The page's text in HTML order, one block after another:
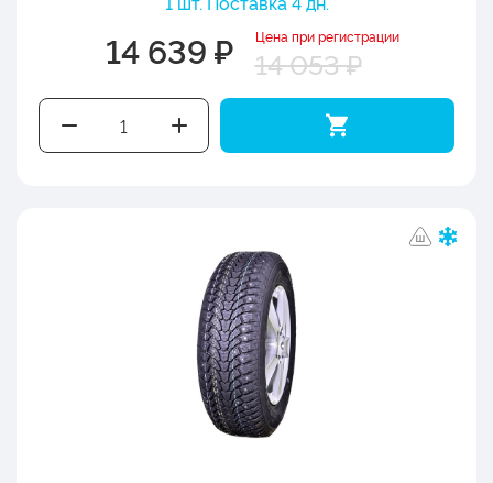
14 639 ₽ Цена при регистрации
14 053 ₽